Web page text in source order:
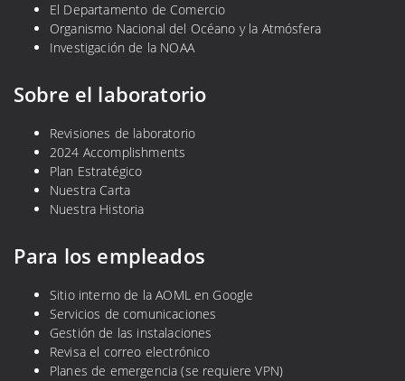
El Departamento de Comercio
Organismo Nacional del Océano y la Atmósfera
Investigación de la NOAA
Sobre el laboratorio
Revisiones de laboratorio
2024 Accomplishments
Plan Estratégico
Nuestra Carta
Nuestra Historia
Para los empleados
Sitio interno de la AOML en Google
Servicios de comunicaciones
Gestión de las instalaciones
Revisa el correo electrónico
Planes de emergencia (se requiere VPN)